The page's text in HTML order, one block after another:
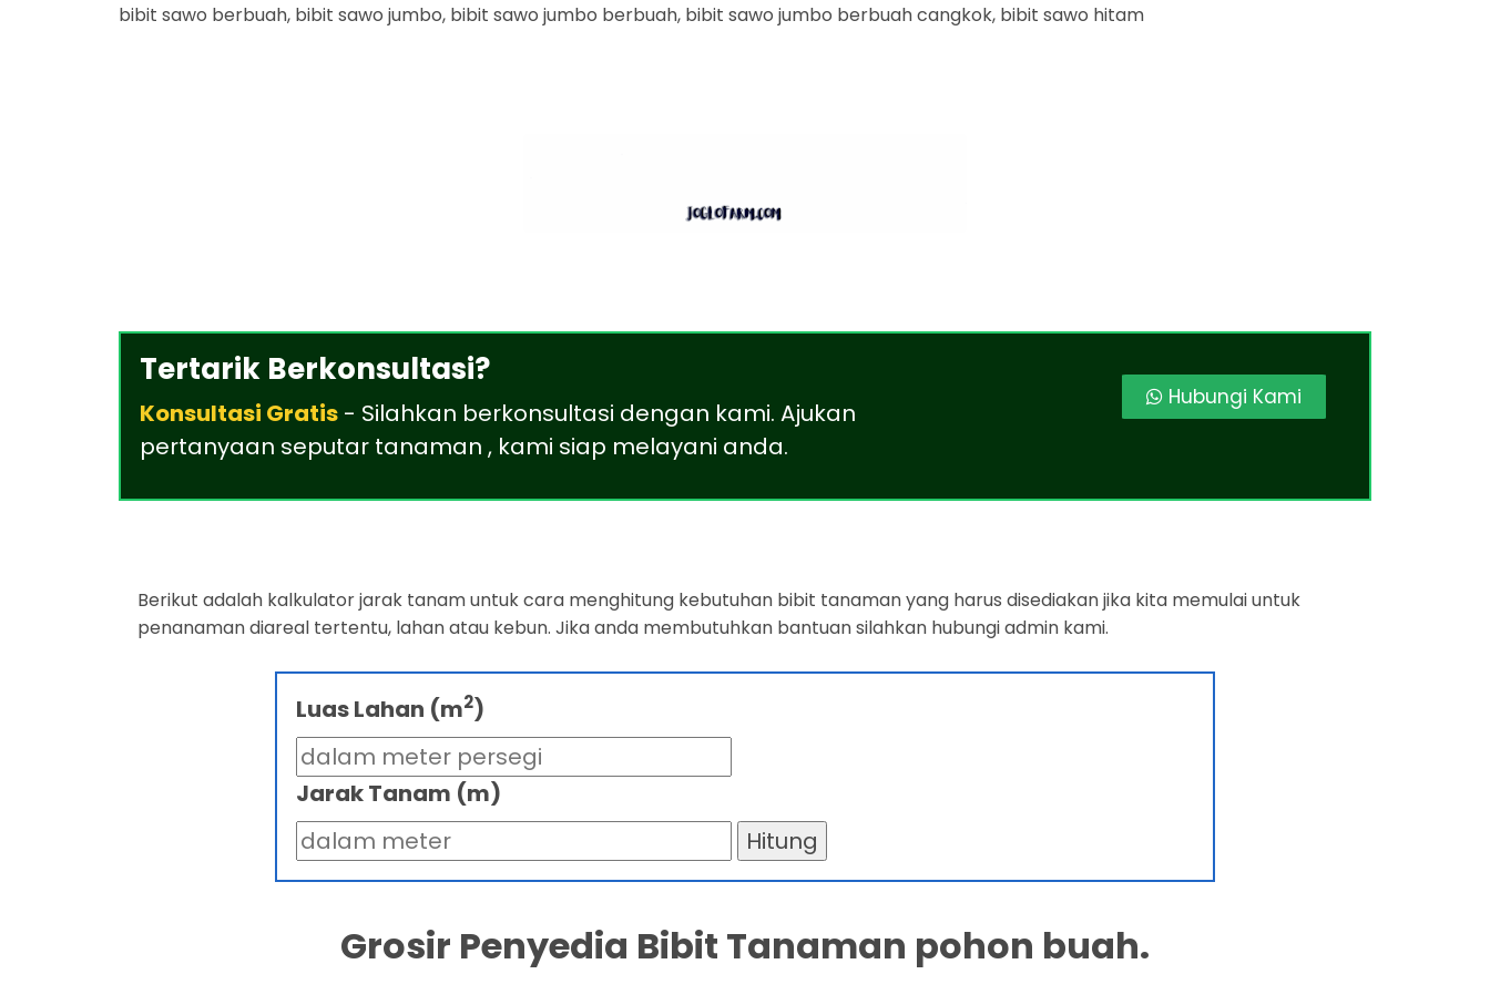
bibit sawo berbuah, bibit sawo jumbo, bibit sawo jumbo berbuah, bibit sawo jumbo berbuah cangkok, bibit sawo hitam
Tertarik Berkonsultasi?
Konsultasi Gratis - Silahkan berkonsultasi dengan kami. Ajukan
pertanyaan seputar tanaman , kami siap melayani anda.
Hubungi Kami
Berikut adalah kalkulator jarak tanam untuk cara menghitung kebutuhan bibit tanaman yang harus disediakan jika kita memulai untuk
penanaman diareal tertentu, lahan atau kebun. Jika anda membutuhkan bantuan silahkan hubungi admin kami.
Luas Lahan (m2)
Jarak Tanam (m)
Hitung
Grosir Penyedia Bibit Tanaman pohon buah.